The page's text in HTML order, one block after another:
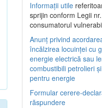
Informații utile
sprijin conform Legii
consumatorul
Anunț privind
încălzirea locuinței cu
energie electrică sau
combustibili petrolieri
pentru energie
Formular cerere-
răspundere